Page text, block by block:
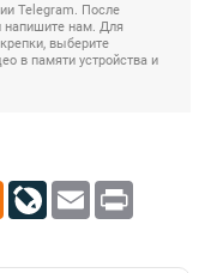
Telegram. После
напишите нам. Для
выберите
в памяти устройства и
Odnoklassniki
LiveJournal
Email Print